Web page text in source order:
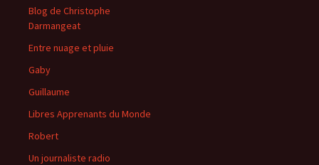
Blog de Christophe
Darmangeat
Entre nuage et pluie
Gaby
Guillaume
Libres Apprenants du Monde
Robert
Un journaliste radio